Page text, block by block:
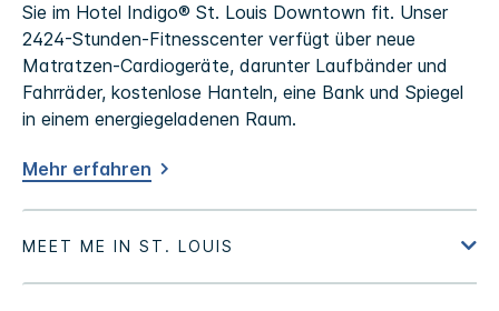
Sie im Hotel Indigo® St. Louis Downtown fit. Unser
2424-Stunden-Fitnesscenter verfügt über neue
Matratzen-Cardiogeräte, darunter Laufbänder und
Fahrräder, kostenlose Hanteln, eine Bank und Spiegel
in einem energiegeladenen Raum.
Mehr erfahren